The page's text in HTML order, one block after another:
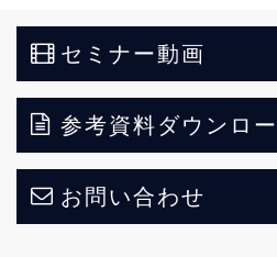
セミナー動画
参考資料ダウンロ
お問い合わせ